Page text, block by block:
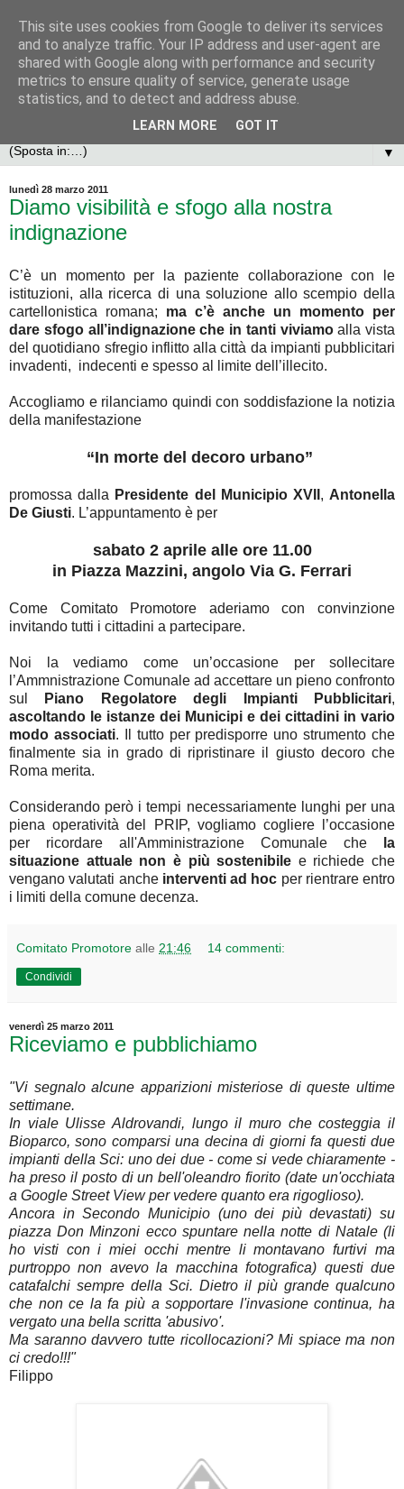
▼
lunedì 28 marzo 2011
Diamo visibilità e sfogo alla nostra
indignazione
C’è un momento per la paziente collaborazione con le
istituzioni, alla ricerca di una soluzione allo scempio della
cartellonistica romana; ma c’è anche un momento per
dare sfogo all’indignazione che in tanti viviamoalla vista
del quotidiano sfregio inflitto alla città da impianti pubblicitari
invadenti, indecenti e spesso al limite dell’illecito.
Accogliamo e rilanciamo quindi con soddisfazione la notizia
della manifestazione
“In morte del decoro urbano”
promossa dalla Presidente del Municipio XVII , Antonella
De Giusti. L’appuntamento è per
sabato 2 aprile alle ore 11.00
in Piazza Mazzini, angolo Via G. Ferrari
Come Comitato Promotore aderiamo con convinzione
invitando tutti i cittadini a partecipare.
Noi la vediamo come un’occasione per sollecitare
l’Ammnistrazione Comunale ad accettare un pieno confronto
sul
Piano Regolatore degli Impianti Pubblicitari,
ascoltando le istanze dei Municipi e dei cittadini in vario
modo associati. Il tutto per predisporre uno strumento che
finalmente sia in grado di ripristinare il giusto decoro che
Roma merita.
Considerando però i tempi necessariamente lunghi per una
piena operatività del PRIP, vogliamo cogliere l’occasione
per ricordare all'Amministrazione Comunale che
la
situazione attuale non è più sostenibile e richiede che
vengano valutati ancheinterventi ad hoc per rientrare entro
i limiti della comune decenza.
Comitato Promotore alle 21:46 14 commenti:
Condividi
venerdì 25 marzo 2011
Riceviamo e pubblichiamo
"Vi segnalo alcune apparizioni misteriose di queste ultime
settimane.
In viale Ulisse Aldrovandi, lungo il muro che costeggia il
Bioparco, sono comparsi una decina di giorni fa questi due
impianti della Sci: uno dei due - come si vede chiaramente -
ha preso il posto di un bell'oleandro fiorito (date un'occhiata
a Google Street View per vedere quanto era rigoglioso).
Ancora in Secondo Municipio (uno dei più devastati) su
piazza Don Minzoni ecco spuntare nella notte di Natale (li
ho visti con i miei occhi mentre li montavano furtivi ma
purtroppo non avevo la macchina fotografica) questi due
catafalchi sempre della Sci. Dietro il più grande qualcuno
che non ce la fa più a sopportare l'invasione continua, ha
vergato una bella scritta 'abusivo'.
Ma saranno davvero tutte ricollocazioni? Mi spiace ma non
ci credo!!!"
Filippo
This site uses cookies from Google to deliver its services
and to analyze traffic. Your IP address and user-agent are
shared with Google along with performance and security
metrics to ensure quality of service, generate usage
statistics, and to detect and address abuse.
LEARN MORE GOT IT